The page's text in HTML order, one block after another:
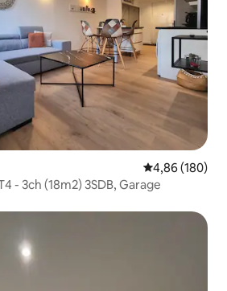
4,86 av 5 i
4,86 (180)
- 3ch (18m2) 3SDB, Garage